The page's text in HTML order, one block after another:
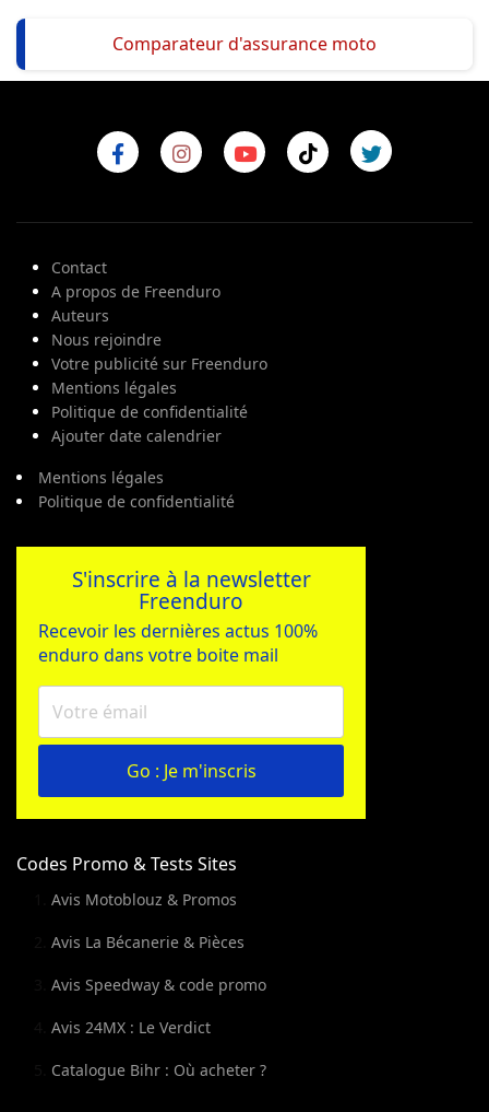
Comparateur d'assurance moto
Contact
A propos de Freenduro
Auteurs
Nous rejoindre
Votre publicité sur Freenduro
Mentions légales
Politique de confidentialité
Ajouter date calendrier
Mentions légales
Politique de confidentialité
S'inscrire à la newsletter
Freenduro
Recevoir les dernières actus 100%
enduro dans votre boite mail
Go : Je m'inscris
Codes Promo & Tests Sites
Avis Motoblouz & Promos
Avis La Bécanerie & Pièces
Avis Speedway & code promo
Avis 24MX : Le Verdict
Catalogue Bihr : Où acheter ?